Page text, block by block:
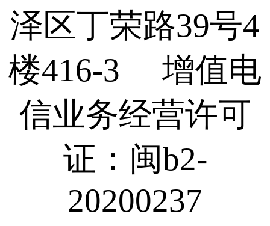
泽区丁荣路39号4
楼416-3 增值电
信业务经营许可
证：闽b2-
20200237